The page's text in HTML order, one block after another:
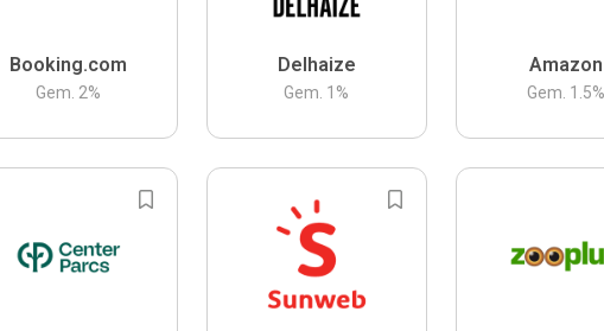
Booking.com
Gem. 2%
Delhaize
Gem. 1 %
Amazon
Gem. 1.5%